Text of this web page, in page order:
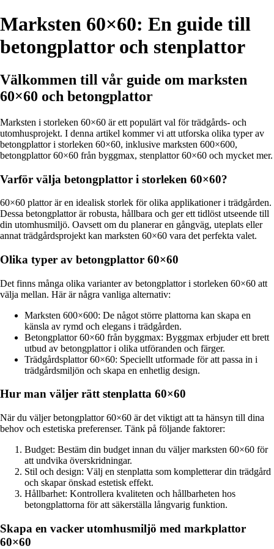
Marksten 60×60: En guide till
betongplattor och stenplattor
Välkommen till vår guide om marksten
60×60 och betongplattor
Marksten i storleken 60×60 är ett populärt val för trädgårds- och
utomhusprojekt. I denna artikel kommer vi att utforska olika typer av
betongplattor i storleken 60×60, inklusive marksten 600×600,
betongplattor 60×60 från byggmax, stenplattor 60×60 och mycket mer.
Varför välja betongplattor i storleken 60×60?
60×60 plattor är en idealisk storlek för olika applikationer i trädgården.
Dessa betongplattor är robusta, hållbara och ger ett tidlöst utseende till
din utomhusmiljö. Oavsett om du planerar en gångväg, uteplats eller
annat trädgårdsprojekt kan marksten 60×60 vara det perfekta valet.
Olika typer av betongplattor 60×60
Det finns många olika varianter av betongplattor i storleken 60×60 att
välja mellan. Här är några vanliga alternativ:
Marksten 600×600: De något större plattorna kan skapa en
känsla av rymd och elegans i trädgården.
Betongplattor 60×60 från byggmax: Byggmax erbjuder ett brett
utbud av betongplattor i olika utföranden och färger.
Trädgårdsplattor 60×60: Speciellt utformade för att passa in i
trädgårdsmiljön och skapa en enhetlig design.
Hur man väljer rätt stenplatta 60×60
När du väljer betongplattor 60×60 är det viktigt att ta hänsyn till dina
behov och estetiska preferenser. Tänk på följande faktorer:
Budget: Bestäm din budget innan du väljer marksten 60×60 för
att undvika överskridningar.
Stil och design: Välj en stenplatta som kompletterar din trädgård
och skapar önskad estetisk effekt.
Hållbarhet: Kontrollera kvaliteten och hållbarheten hos
betongplattorna för att säkerställa långvarig funktion.
Skapa en vacker utomhusmiljö med markplattor
60×60